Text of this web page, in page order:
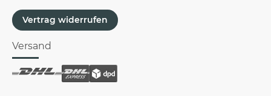
Vertrag widerrufen
Versand